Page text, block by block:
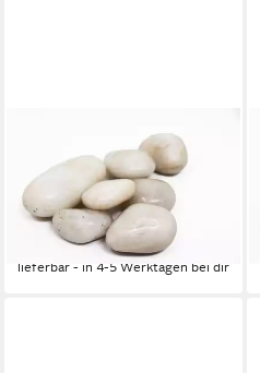
Zierkies 160kg Polierter
Kiesel Flusskiesel Gartenkies
Zierkies weiß, (1 St)
268,30 €
(1,68 €/ 1 kg)
lieferbar - in 4-5 Werktagen bei dir